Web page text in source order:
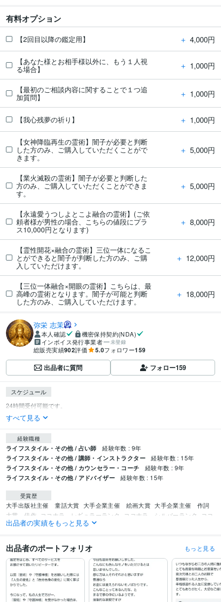
有料オプション
【2回目以降の鑑定用】 ＋ 4,000円
【あなた様とお相手様以外に、もう１人視
る場合】
＋ 1,000円
【最初のご相談内容に関することで１つ追
加質問】
＋ 1,000円
【我心残夢の祈り】 ＋ 1,000円
【女神降臨再生の霊術】闇子が必要と判断
した方のみ、ご購入していただくことがで
きます。
＋ 5,000円
【業火滅殺の霊術】闇子が必要と判断した
方のみ、ご購入していただくことができま
す。
＋ 5,000円
【永遠愛うつしよとこよ融合の霊術】(ご依
頼者様が男性の場合、こちらの値段にプラ
ス10,000円となります)
＋ 8,000円
【霊性開花×融合の霊術】三位一体になるこ
とができると闇子が判断した方のみ、ご購
入していただけます。
＋ 12,000円
【三位一体融合×開眼の霊術】こちらは、最
高峰の霊術となります。闇子が可能と判断
した方のみ、ご購入していただけます。
＋ 18,000円
弥栄 志茉
本人確認
機密保持契約(NDA)
インボイス発行事業者
未登録
総販売実績902評価 5.0フォロワー159
出品者に質問 フォロー159
スケジュール
すべて見る
経験職種
ライフスタイル・その他 / 占い師 経験年数 : 9年
ライフスタイル・その他 / 講師・インストラクター 経験年数 : 15年
ライフスタイル・その他 / カウンセラー・コーチ 経験年数 : 9年
ライフスタイル・その他 / アドバイザー 経験年数 : 15年
受賞歴
大手出版社主催　童話大賞 大手企業主催　絵画大賞 大手企業主催　作詞
大賞　佳作
ココナラ　レギュラーランク ココナラ　シルバーランク
ココ
ナラ　ゴールドランク ココナラ　プラチナランク
資格・検定
実用英語技能検定2級 取得年 : 2014年
国際秘書検定（CBS） 取得年 : 2010年
その他ツール
プロ占い師・高次元霊視鑑定士:9年
出品者の実績をもっと見る
出品者のポートフォリオ もっと見る